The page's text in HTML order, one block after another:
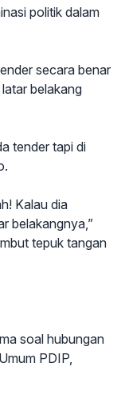
politik dalam
secara benar
belakang
tender tapi di
Kalau dia
belakangnya,”
tepuk tangan
soal hubungan
PDIP,